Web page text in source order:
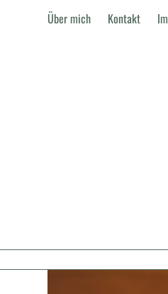
Über mich Kontakt